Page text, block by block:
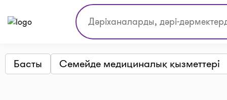
Басты Семейде медициналық қызметтері